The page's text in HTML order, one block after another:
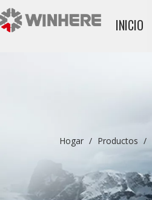
INICIO
Hogar / Productos /